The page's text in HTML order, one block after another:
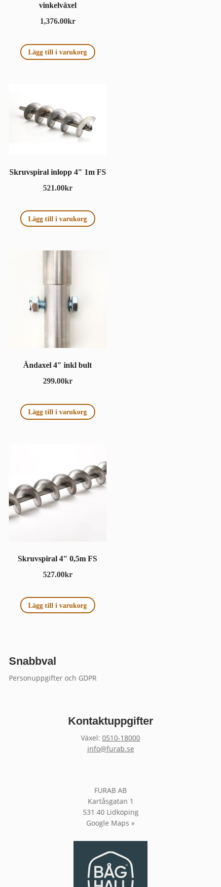
vinkelväxel
1,376.00kr
Lägg till i varukorg
Skruvspiral inlopp 4″ 1m FS
521.00kr
Lägg till i varukorg
Ändaxel 4″ inkl bult
299.00kr
Lägg till i varukorg
Skruvspiral 4″ 0,5m FS
527.00kr
Lägg till i varukorg
Snabbval
Personuppgifter och GDPR
Kontaktuppgifter
Växel: 0510-18000
info@furab.se
FURAB AB
Kartåsgatan 1
531 40 Lidköping
Google Maps »